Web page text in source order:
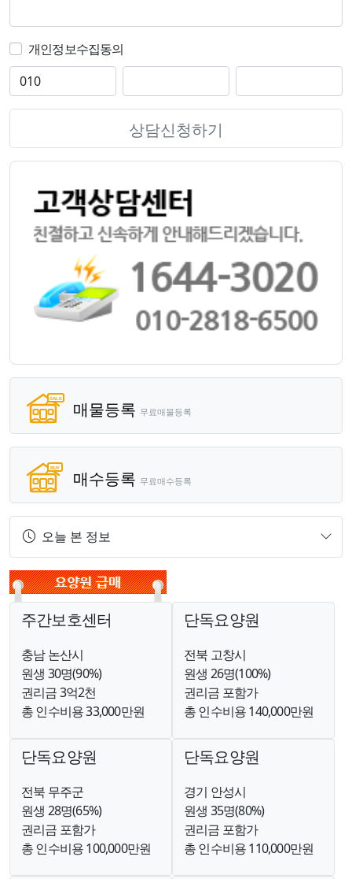
개인정보수집동의
상담신청하기
매물등록 무료매물등록
매수등록 무료매수등록
오늘 본 정보
주간보호센터
충남 논산시
원생 30명(90%)
권리금 3억2천
총 인수비용 33,000만원
단독요양원
전북 고창시
원생 26명(100%)
권리금 포함가
총 인수비용 140,000만원
단독요양원
전북 무주군
원생 28명(65%)
권리금 포함가
총 인수비용 100,000만원
단독요양원
경기 안성시
원생 35명(80%)
권리금 포함가
총 인수비용 110,000만원